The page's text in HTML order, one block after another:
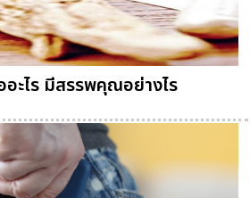
ะไร มีสรรพคุณอย่างไร